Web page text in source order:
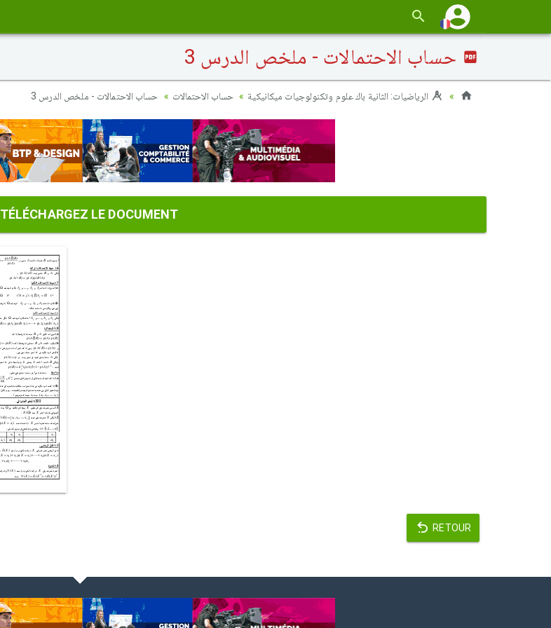
حساب الاحتمالات - ملخص الدرس 3
الرياضيات: الثانية باك علوم وتكنولوجيات ميكانيكية حساب الاحتمالات حساب الاحتمالات - ملخص الدرس 3
TÉLÉCHARGEZ LE DOCUMENT
RETOUR